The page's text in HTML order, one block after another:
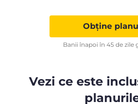
Obține
Banii înapoi în 45 de zile
Vezi ce este